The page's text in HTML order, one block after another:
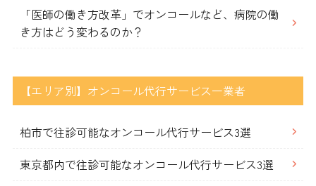
「医師の働き方改革」でオンコールなど、病院の働
き方はどう変わるのか？
【エリア別】オンコール代行サービス一業者
柏市で往診可能なオンコール代行サービス3選
東京都内で往診可能なオンコール代行サービス3選